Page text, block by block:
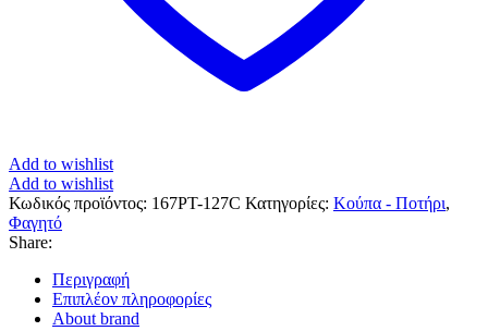
Add to wishlist
Add to wishlist
Κωδικός προϊόντος: 167PT-127C Κατηγορίες: Κούπα - Ποτήρι,
Φαγητό
Share:
Περιγραφή
Επιπλέον πληροφορίες
About brand